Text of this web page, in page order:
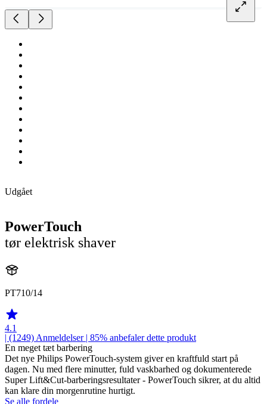
Udgået
PowerTouch
tør elektrisk shaver
PT710/14
4.1
| (1249) Anmeldelser| 85% anbefaler dette produkt
En meget tæt barbering
Det nye Philips PowerTouch-system giver en kraftfuld start på
dagen. Nu med flere minutter, fuld vaskbarhed og dokumenterede
Super Lift&Cut-barberingsresultater - PowerTouch sikrer, at du altid
kan klare din morgenrutine hurtigt.
Se alle fordele